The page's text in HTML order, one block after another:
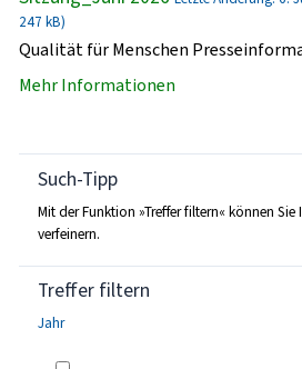
247 kB)
Qualität für Menschen
Mehr Informationen
Such-Tipp
Mit der Funktion »Treffer filtern« können Sie
verfeinern.
Treffer filtern
Jahr